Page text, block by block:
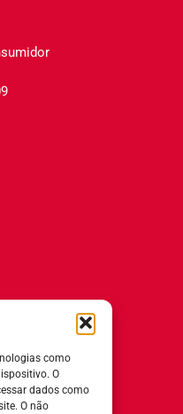
como
O
dados como
O não